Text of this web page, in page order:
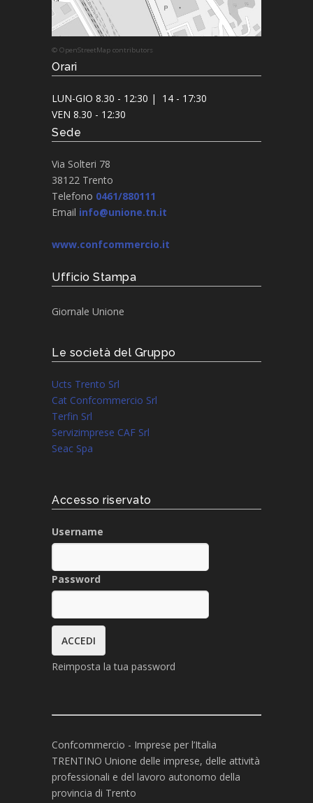
© OpenStreetMap contributors
Orari
LUN-GIO 8.30 - 12:30 | 14 - 17:30
VEN 8.30 - 12:30
Sede
Via Solteri 78
38122 Trento
Telefono 0461/880111
Email info@unione.tn.it
www.confcommercio.it
Ufficio Stampa
Giornale Unione
Le società del Gruppo
Ucts Trento Srl
Cat Confcommercio Srl
Terfin Srl
Servizimprese CAF Srl
Seac Spa
Accesso riservato
Username
Password
Reimposta la tua password
Confcommercio - Imprese per l’Italia
TRENTINO Unione delle imprese, delle attività
professionali e del lavoro autonomo della
provincia di Trento